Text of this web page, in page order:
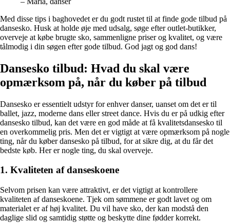
Med disse tips i baghovedet er du godt rustet til at finde gode tilbud på
dansesko. Husk at holde øje med udsalg, søge efter outlet-butikker,
overveje at købe brugte sko, sammenligne priser og kvalitet, og være
tålmodig i din søgen efter gode tilbud. God jagt og god dans!
Dansesko tilbud: Hvad du skal være
opmærksom på, når du køber på tilbud
Dansesko er essentielt udstyr for enhver danser, uanset om det er til
ballet, jazz, moderne dans eller street dance. Hvis du er på udkig efter
dansesko tilbud, kan det være en god måde at få kvalitetsdansesko til
en overkommelig pris. Men det er vigtigt at være opmærksom på nogle
ting, når du køber dansesko på tilbud, for at sikre dig, at du får det
bedste køb. Her er nogle ting, du skal overveje.
1. Kvaliteten af danseskoene
Selvom prisen kan være attraktivt, er det vigtigt at kontrollere
kvaliteten af danseskoene. Tjek om sømmene er godt lavet og om
materialet er af høj kvalitet. Du vil have sko, der kan modstå den
daglige slid og samtidig støtte og beskytte dine fødder korrekt.